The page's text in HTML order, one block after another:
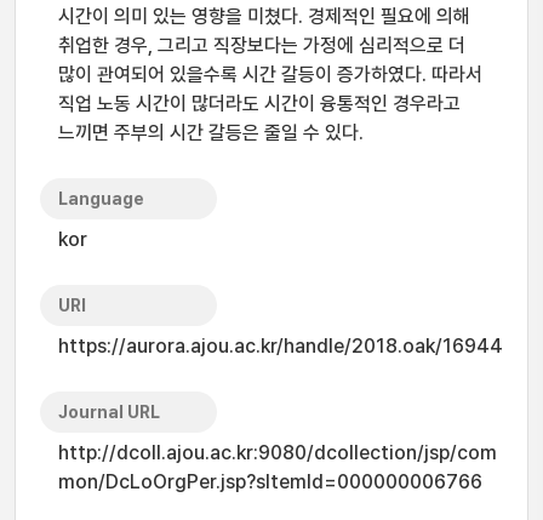
시간이 의미 있는 영향을 미쳤다. 경제적인 필요에 의해
취업한 경우, 그리고 직장보다는 가정에 심리적으로 더
많이 관여되어 있을수록 시간 갈등이 증가하였다. 따라서
직업 노동 시간이 많더라도 시간이 융통적인 경우라고
느끼면 주부의 시간 갈등은 줄일 수 있다.
Language
kor
URI
https://aurora.ajou.ac.kr/handle/2018.oak/16944
Journal URL
http://dcoll.ajou.ac.kr:9080/dcollection/jsp/com
mon/DcLoOrgPer.jsp?sItemId=000000006766